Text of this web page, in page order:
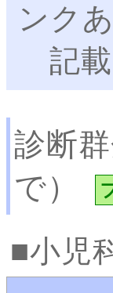
ンク
記載
診断
で）
小児